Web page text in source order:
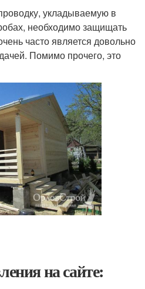
укладываемую в
необходимо защищать
часто является довольно
Помимо прочего, это
на сайте: